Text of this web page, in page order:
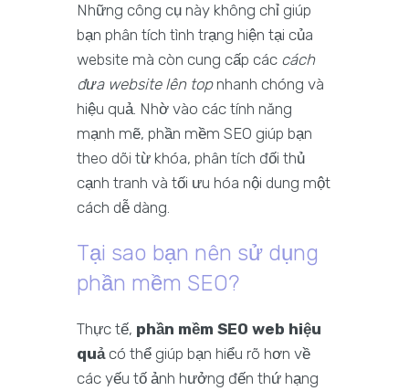
Những công cụ này không chỉ giúp
bạn phân tích tình trạng hiện tại của
website mà còn cung cấp các cách
đưa website lên topnhanh chóng và
hiệu quả. Nhờ vào các tính năng
mạnh mẽ, phần mềm SEO giúp bạn
theo dõi từ khóa, phân tích đối thủ
cạnh tranh và tối ưu hóa nội dung một
cách dễ dàng.
Tại sao bạn nên sử dụng
phần mềm SEO?
Thực tế, phần mềm SEO web hiệu
quảcó thể giúp bạn hiểu rõ hơn về
các yếu tố ảnh hưởng đến thứ hạng